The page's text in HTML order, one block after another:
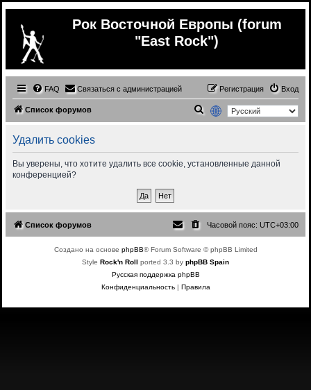
Рок Восточной Европы (forum
"East Rock")
FAQ Связаться с администрацией Вход
Регистрация
Список форумов
Удалить cookies
Вы уверены, что хотите удалить все cookie, установленные данной
конференцией?
Список форумов Часовой пояс: UTC+03:00
Создано на основе phpBB® Forum Software © phpBB Limited
Style Rock'n Roll ported 3.3 by phpBB Spain
Русская поддержка phpBB
Конфиденциальность| Правила